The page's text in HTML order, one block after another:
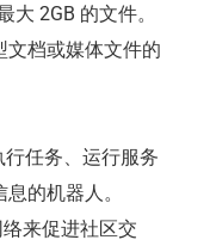
2GB 的文件。
文档或媒体文件的
任务、运行服务
的机器人。
来促进社区交